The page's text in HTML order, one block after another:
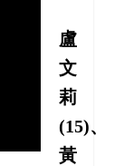
盧
文
莉
(15)、
黃